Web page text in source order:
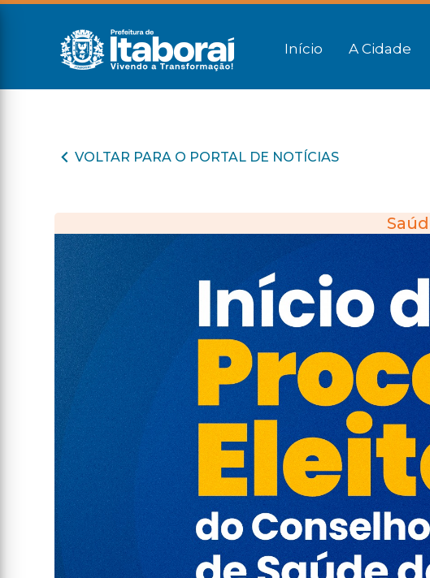
Início A Cidade
VOLTAR PARA O PORTAL DE NOTÍCIAS